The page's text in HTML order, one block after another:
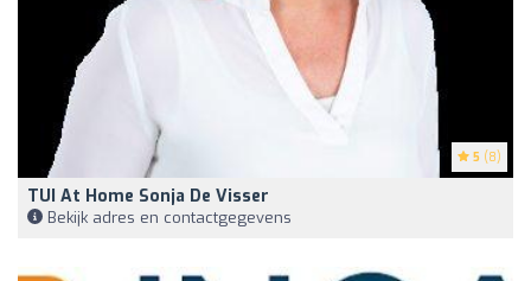
5 (8)
TUI At Home Sonja De Visser
Bekijk adres en contactgegevens